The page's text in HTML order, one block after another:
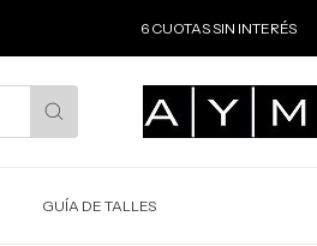
6 CUOTAS SIN INTERÉS 25% OFF POR
GUÍA DE TALLES